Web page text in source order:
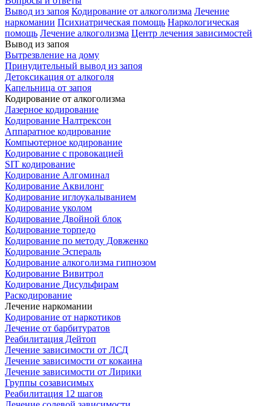
Вывод из запоя Кодирование от алкоголизма Лечение
наркомании Психиатрическая помощь Наркологическая
помощь Лечение алкоголизма Центр лечения зависимостей
Вывод из запоя
Вытрезвление на дому
Принудительный вывод из запоя
Детоксикация от алкоголя
Капельница от запоя
Кодирование от алкоголизма
Лазерное кодирование
Кодирование Налтрексон
Аппаратное кодирование
Компьютерное кодирование
Кодирование с провокацией
SIT кодирование
Кодирование Алгоминал
Кодирование Аквилонг
Кодирование иглоукалыванием
Кодирование уколом
Кодирование Двойной блок
Кодирование торпедо
Кодирование по методу Довженко
Кодирование Эспераль
Кодирование алкоголизма гипнозом
Кодирование Вивитрол
Кодирование Дисульфирам
Раскодирование
Лечение наркомании
Кодирование от наркотиков
Лечение от барбитуратов
Реабилитация Дейтоп
Лечение зависимости от ЛСД
Лечение зависимости от кокаина
Лечение зависимости от Лирики
Группы созависимых
Реабилитация 12 шагов